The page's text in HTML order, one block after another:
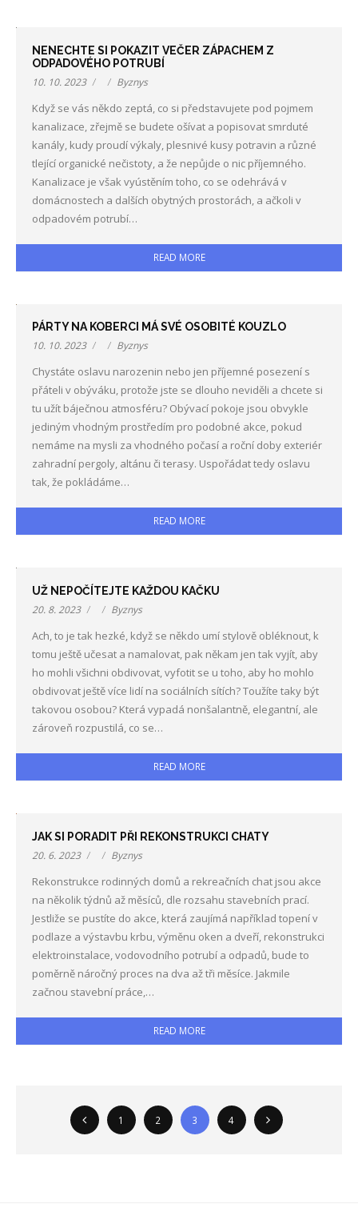
NENECHTE SI POKAZIT VEČER ZÁPACHEM Z
ODPADOVÉHO POTRUBÍ
10. 10. 2023 Byznys
Když se vás někdo zeptá, co si představujete pod pojmem
kanalizace, zřejmě se budete ošívat a popisovat smrduté
kanály, kudy proudí výkaly, plesnivé kusy potravin a různé
tlející organické nečistoty, a že nepůjde o nic příjemného.
Kanalizace je však vyústěním toho, co se odehrává v
domácnostech a dalších obytných prostorách, a ačkoli v
odpadovém potrubí…
READ MORE
PÁRTY NA KOBERCI MÁ SVÉ OSOBITÉ KOUZLO
10. 10. 2023 Byznys
Chystáte oslavu narozenin nebo jen příjemné posezení s
přáteli v obýváku, protože jste se dlouho neviděli a chcete si
tu užít báječnou atmosféru? Obývací pokoje jsou obvykle
jediným vhodným prostředím pro podobné akce, pokud
nemáme na mysli za vhodného počasí a roční doby exteriér
zahradní pergoly, altánu či terasy. Uspořádat tedy oslavu
tak, že pokládáme…
READ MORE
UŽ NEPOČÍTEJTE KAŽDOU KAČKU
20. 8. 2023 Byznys
Ach, to je tak hezké, když se někdo umí stylově obléknout, k
tomu ještě učesat a namalovat, pak někam jen tak vyjít, aby
ho mohli všichni obdivovat, vyfotit se u toho, aby ho mohlo
obdivovat ještě více lidí na sociálních sítích? Toužíte taky být
takovou osobou? Která vypadá nonšalantně, elegantní, ale
zároveň rozpustilá, co se…
READ MORE
JAK SI PORADIT PŘI REKONSTRUKCI CHATY
20. 6. 2023 Byznys
Rekonstrukce rodinných domů a rekreačních chat jsou akce
na několik týdnů až měsíců, dle rozsahu stavebních prací.
Jestliže se pustíte do akce, která zaujímá například topení v
podlaze a výstavbu krbu, výměnu oken a dveří, rekonstrukci
elektroinstalace, vodovodního potrubí a odpadů, bude to
poměrně náročný proces na dva až tři měsíce. Jakmile
začnou stavební práce,…
READ MORE
1 2 3 4